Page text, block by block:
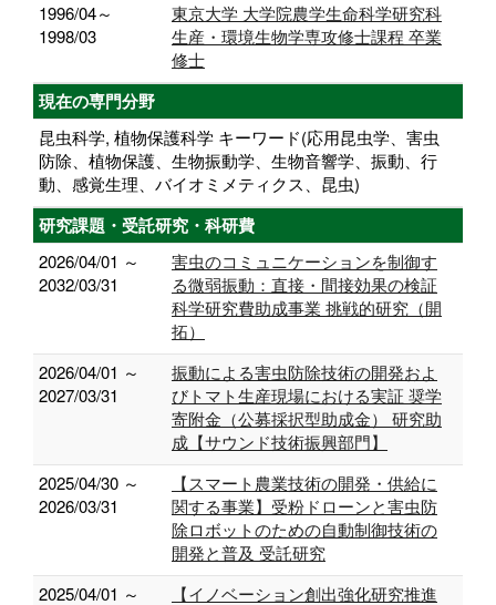
1996/04～
1998/03
東京大学 大学院農学生命科学研究科
生産・環境生物学専攻修士課程 卒業
修士
現在の専門分野
昆虫科学, 植物保護科学 キーワード(応用昆虫学、害虫
防除、植物保護、生物振動学、生物音響学、振動、行
動、感覚生理、バイオミメティクス、昆虫)
研究課題・受託研究・科研費
2026/04/01 ～
2032/03/31
害虫のコミュニケーションを制御す
る微弱振動：直接・間接効果の検証
科学研究費助成事業 挑戦的研究（開
拓）
2026/04/01 ～
2027/03/31
振動による害虫防除技術の開発およ
びトマト生産現場における実証 奨学
寄附金（公募採択型助成金） 研究助
成【サウンド技術振興部門】
2025/04/30 ～
2026/03/31
【スマート農業技術の開発・供給に
関する事業】受粉ドローンと害虫防
除ロボットのための自動制御技術の
開発と普及 受託研究
2025/04/01 ～
【イノベーション創出強化研究推進